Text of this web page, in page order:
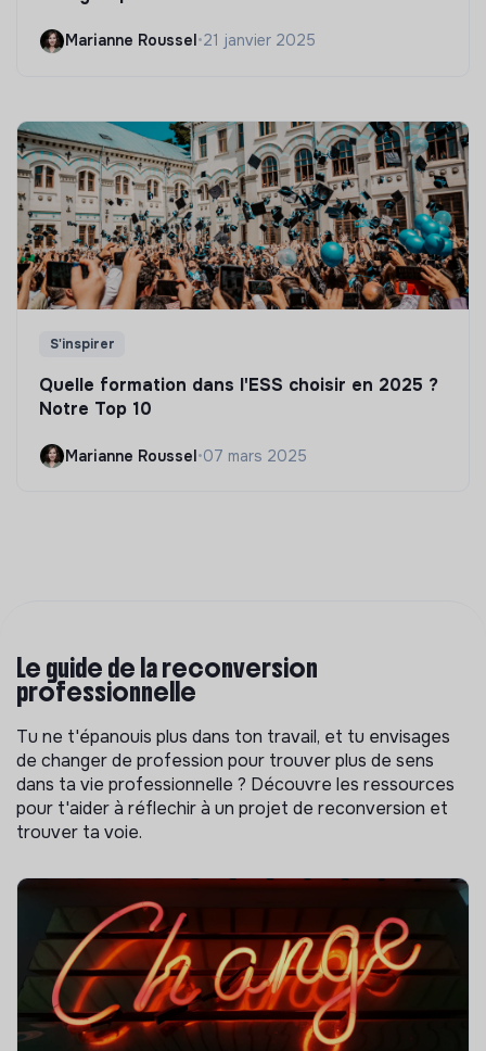
Marianne Roussel•21 janvier 2025
S'inspirer
Quelle formation dans l'ESS choisir en 2025 ?
Notre Top 10
Marianne Roussel•07 mars 2025
Le guide de la reconversion
professionnelle
Tu ne t'épanouis plus dans ton travail, et tu envisages
de changer de profession pour trouver plus de sens
dans ta vie professionnelle ? Découvre les ressources
pour t'aider à réflechir à un projet de reconversion et
trouver ta voie.